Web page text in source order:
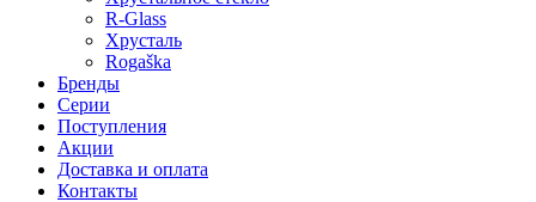
R-Glass
Хрусталь
Rogaška
Бренды
Серии
Поступления
Акции
Доставка и оплата
Контакты